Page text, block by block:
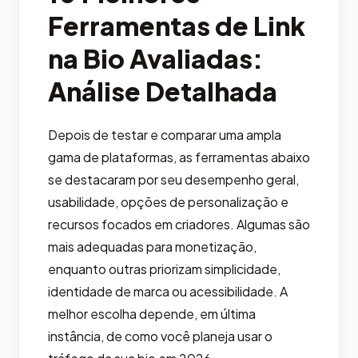
Ferramentas de Link
na Bio Avaliadas:
Análise Detalhada
Depois de testar e comparar uma ampla
gama de plataformas, as ferramentas abaixo
se destacaram por seu desempenho geral,
usabilidade, opções de personalização e
recursos focados em criadores. Algumas são
mais adequadas para monetização,
enquanto outras priorizam simplicidade,
identidade de marca ou acessibilidade. A
melhor escolha depende, em última
instância, de como você planeja usar o